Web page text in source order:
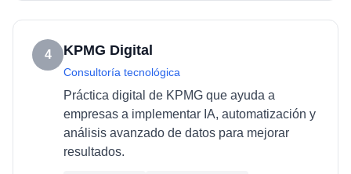
4 KPMG Digital
Consultoría tecnológica
Práctica digital de KPMG que ayuda a
empresas a implementar IA, automatización y
análisis avanzado de datos para mejorar
resultados.